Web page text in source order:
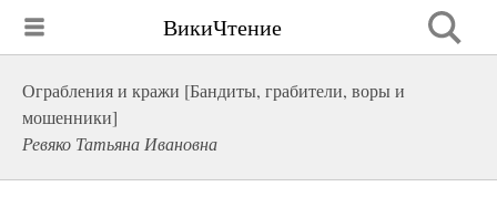
ВикиЧтение
Ограбления и кражи [Бандиты, грабители, воры и
мошенники]
Ревяко Татьяна Ивановна